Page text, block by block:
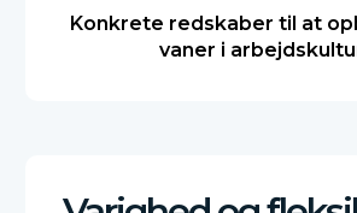
Konkrete redskaber til at
vaner i